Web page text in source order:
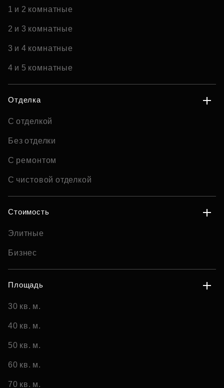
1 и 2 комнатные
2 и 3 комнатные
3 и 4 комнатные
4 и 5 комнатные
Отделка
С отделкой
Без отделки
С ремонтом
С чистовой отделкой
Стоимость
Элитные
Бизнес
Площадь
30 кв. м.
40 кв. м.
50 кв. м.
60 кв. м.
70 кв. м.